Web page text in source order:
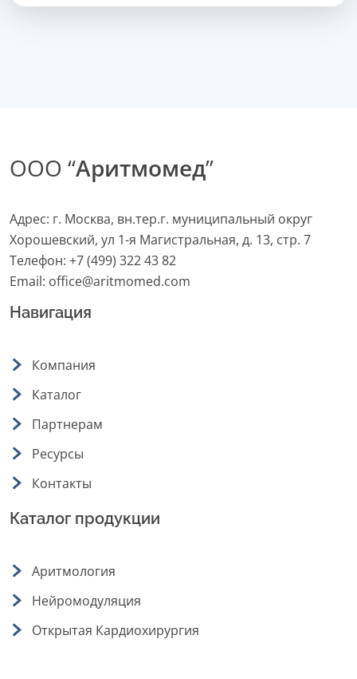
ООО “Аритмомед”
Адрес: г. Москва, вн.тер.г. муниципальный округ
Хорошевский, ул 1-я Магистральная, д. 13, стр. 7
Телефон: +7 (499) 322 43 82
Email: office@aritmomed.com
Навигация
Компания
Каталог
Партнерам
Ресурсы
Контакты
Каталог продукции
Аритмология
Нейромодуляция
Открытая Кардиохирургия